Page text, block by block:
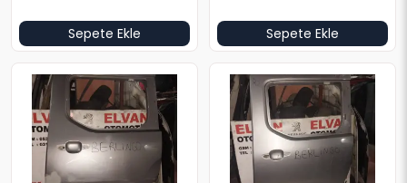
Sepete Ekle Sepete Ekle